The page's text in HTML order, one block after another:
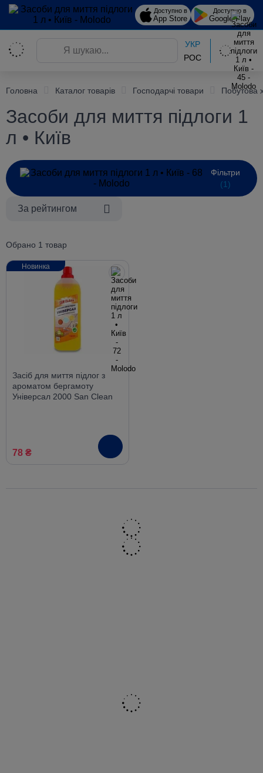
Доступно в
App Store
Доступно в
Google Play
УКР
РОС
Головна Каталог товарів Господарчі товари Побутова
Засоби для миття підлоги 1
л • Київ
Фільтри
(1)
За рейтингом
Обрано 1 товар
Засіб для миття підлог з
ароматом бергамоту
Універсал 2000 San Clean
78 ₴
Новинка